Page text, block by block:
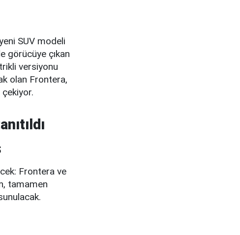
SUV modeli
görücüye çıkan
versiyonu
olan Frontera,
Frontera ve
tamamen